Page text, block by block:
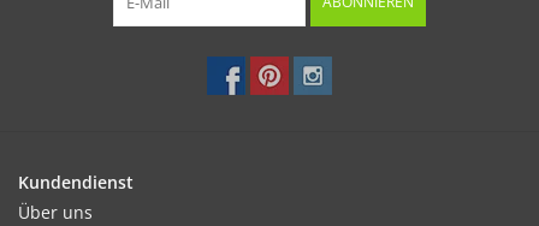
Nahrhafte, warme und humusreiche Böden.
Kundendienst
Über uns